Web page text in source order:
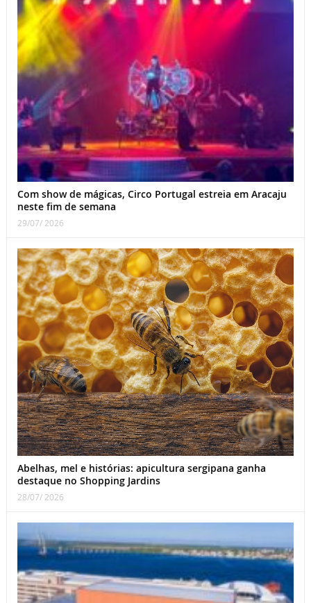
Com show de mágicas, Circo Portugal estreia em Aracaju
neste fim de semana
29/07/ 2026
Abelhas, mel e histórias: apicultura sergipana ganha
destaque no Shopping Jardins
28/07/ 2026